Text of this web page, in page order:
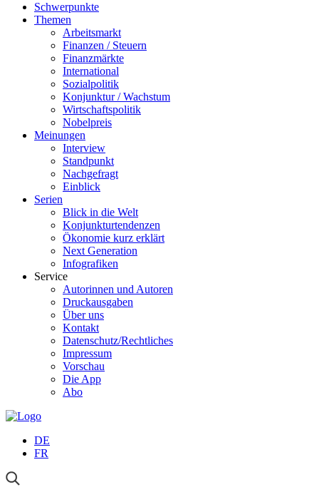
Schwerpunkte
Themen
Arbeitsmarkt
Finanzen / Steuern
Finanzmärkte
International
Sozialpolitik
Konjunktur / Wachstum
Wirtschaftspolitik
Nobelpreis
Meinungen
Interview
Standpunkt
Nachgefragt
Einblick
Serien
Blick in die Welt
Konjunkturtendenzen
Ökonomie kurz erklärt
Next Generation
Infografiken
Service
Autorinnen und Autoren
Druckausgaben
Über uns
Kontakt
Datenschutz/Rechtliches
Impressum
Vorschau
Die App
Abo
DE
FR